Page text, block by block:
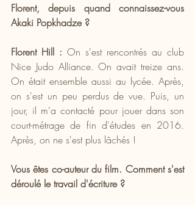
Florent, depuis quand connaissez-vous
Akaki Popkhadze ?
Florent Hill : On s'est rencontrés au club
Nice Judo Alliance. On avait treize ans.
On était ensemble aussi au lycée. Après,
on s'est un peu perdus de vue. Puis, un
jour, il m'a contacté pour jouer dans son
court-métrage de fin d'études en 2016.
Après, on ne s'est plus lâchés !
Vous êtes co-auteur du film. Comment s'est
déroulé le travail d'écriture ?